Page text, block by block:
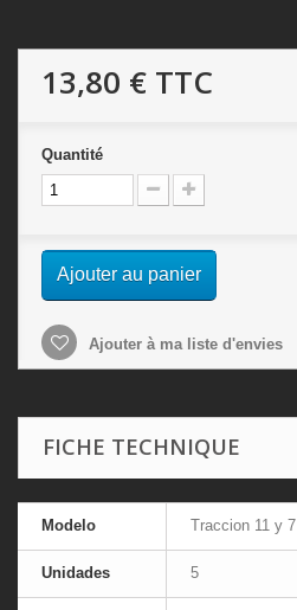
13,80 € TTC
Quantité
Ajouter au panier
Ajouter à ma liste d'envies
FICHE TECHNIQUE
Modelo Traccion 11 y 7
Unidades 5